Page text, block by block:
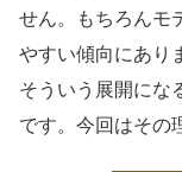
せん。もちろんモ
やすい傾向にあり
そういう展開にな
です。今回はその